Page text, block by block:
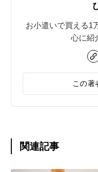
お小遣いで買える1
心に紹
この著
関連記事